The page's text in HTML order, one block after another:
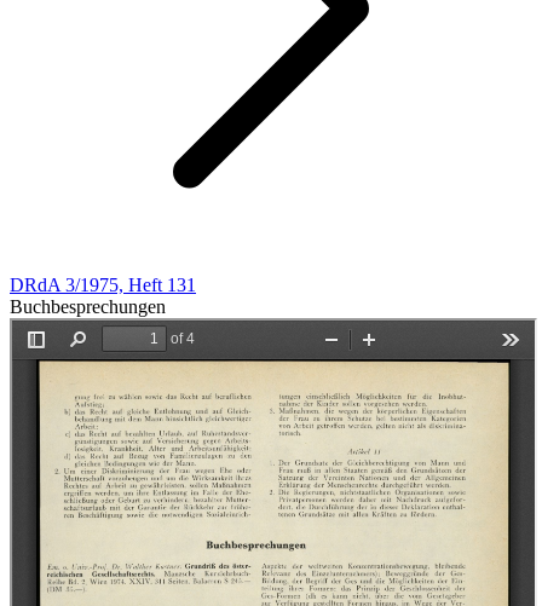
DRdA 3/1975, Heft 131
Buchbesprechungen